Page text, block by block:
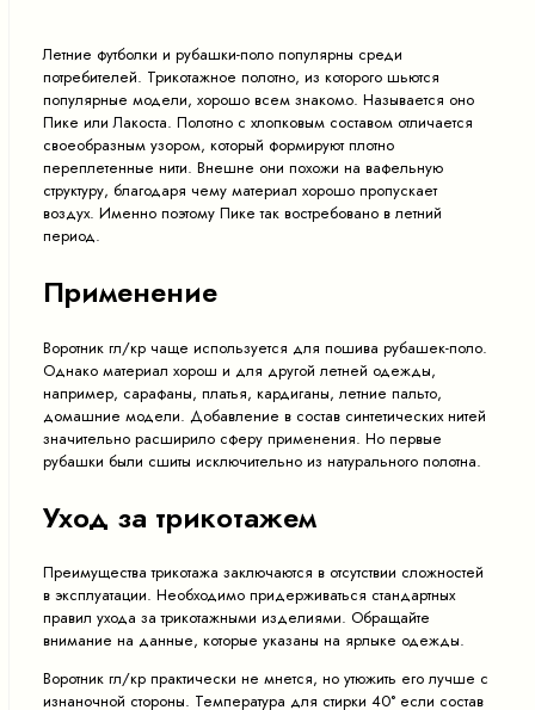
Летние футболки и рубашки-поло популярны среди
потребителей. Трикотажное полотно, из которого шьются
популярные модели, хорошо всем знакомо. Называется оно
Пике или Лакоста. Полотно с хлопковым составом отличается
своеобразным узором, который формируют плотно
переплетенные нити. Внешне они похожи на вафельную
структуру, благодаря чему материал хорошо пропускает
воздух. Именно поэтому Пике так востребовано в летний
период.
Применение
Воротник гл/кр чаще используется для пошива рубашек-поло.
Однако материал хорош и для другой летней одежды,
например, сарафаны, платья, кардиганы, летние пальто,
домашние модели. Добавление в состав синтетических нитей
значительно расширило сферу применения. Но первые
рубашки были сшиты исключительно из натурального полотна.
Уход за трикотажем
Преимущества трикотажа заключаются в отсутствии сложностей
в эксплуатации. Необходимо придерживаться стандартных
правил ухода за трикотажными изделиями. Обращайте
внимание на данные, которые указаны на ярлыке одежды.
Воротник гл/кр практически не мнется, но утюжить его лучше с
изнаночной стороны. Температура для стирки 40° если состав